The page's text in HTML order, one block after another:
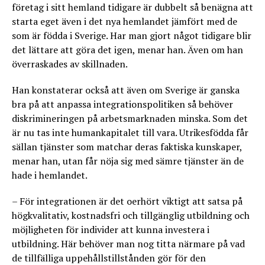
företag i sitt hemland tidigare är dubbelt så benägna att
starta eget även i det nya hemlandet jämfört med de
som är födda i Sverige. Har man gjort något tidigare blir
det lättare att göra det igen, menar han. Även om han
överraskades av skillnaden.
Han konstaterar också att även om Sverige är ganska
bra på att anpassa integrationspolitiken så behöver
diskrimineringen på arbetsmarknaden minska. Som det
är nu tas inte humankapitalet till vara. Utrikesfödda får
sällan tjänster som matchar deras faktiska kunskaper,
menar han, utan får nöja sig med sämre tjänster än de
hade i hemlandet.
– För integrationen är det oerhört viktigt att satsa på
högkvalitativ, kostnadsfri och tillgänglig utbildning och
möjligheten för individer att kunna investera i
utbildning. Här behöver man nog titta närmare på vad
de tillfälliga uppehållstillstånden gör för den